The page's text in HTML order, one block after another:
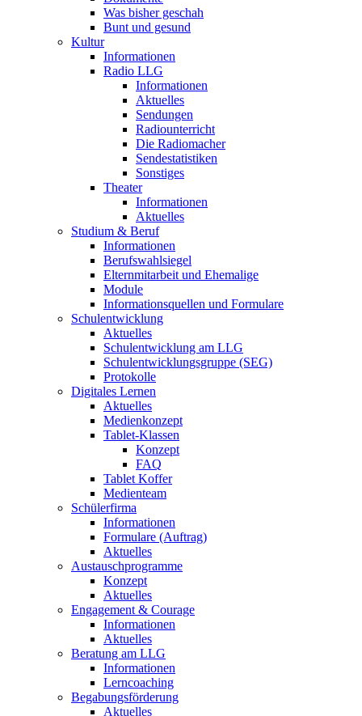
Was bisher geschah
Bunt und gesund
Kultur
Informationen
Radio LLG
Informationen
Aktuelles
Sendungen
Radiounterricht
Die Radiomacher
Sendestatistiken
Sonstiges
Theater
Informationen
Aktuelles
Studium & Beruf
Informationen
Berufswahlsiegel
Elternmitarbeit und Ehemalige
Module
Informationsquellen und Formulare
Schulentwicklung
Aktuelles
Schulentwicklung am LLG
Schulentwicklungsgruppe (SEG)
Protokolle
Digitales Lernen
Aktuelles
Medienkonzept
Tablet-Klassen
Konzept
FAQ
Tablet Koffer
Medienteam
Schülerfirma
Informationen
Formulare (Auftrag)
Aktuelles
Austauschprogramme
Konzept
Aktuelles
Engagement & Courage
Informationen
Aktuelles
Beratung am LLG
Informationen
Lerncoaching
Begabungsförderung
Aktuelles